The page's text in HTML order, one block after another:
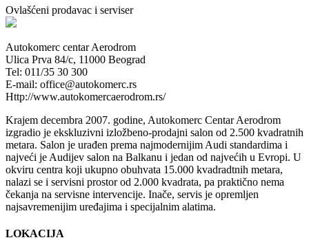
Ovlašćeni prodavac i serviser
Autokomerc centar Aerodrom
Ulica Prva 84/c, 11000 Beograd
Tel: 011/35 30 300
E-mail: office@autokomerc.rs
Http://www.autokomercaerodrom.rs/
Krajem decembra 2007. godine, Autokomerc Centar Aerodrom
izgradio je ekskluzivni izložbeno-prodajni salon od 2.500 kvadratnih
metara. Salon je urađen prema najmodernijim Audi standardima i
najveći je Audijev salon na Balkanu i jedan od najvećih u Evropi. U
okviru centra koji ukupno obuhvata 15.000 kvadradtnih metara,
nalazi se i servisni prostor od 2.000 kvadrata, pa praktično nema
čekanja na servisne intervencije. Inače, servis je opremljen
najsavremenijim uređajima i specijalnim alatima.
LOKACIJA